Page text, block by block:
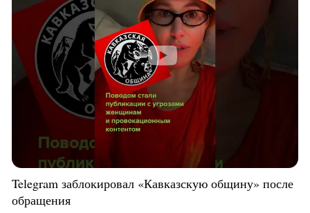
Telegram заблокировал «Кавказскую общину» после
обращения